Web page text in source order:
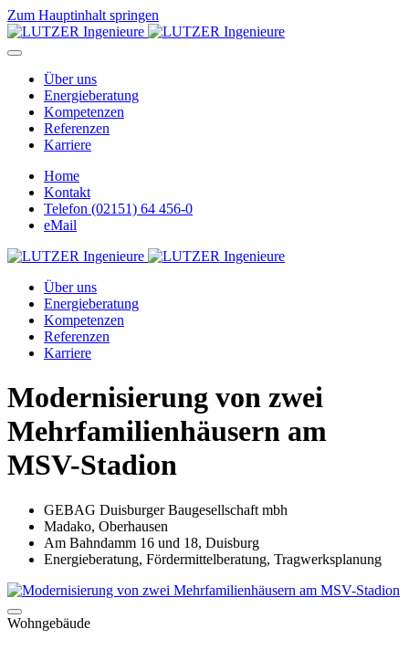
Zum Hauptinhalt springen
Über uns
Energieberatung
Kompetenzen
Referenzen
Karriere
Home
Kontakt
Telefon (02151) 64 456-0
eMail
Über uns
Energieberatung
Kompetenzen
Referenzen
Karriere
Modernisierung von zwei
Mehrfamilienhäusern am
MSV-Stadion
GEBAG Duisburger Baugesellschaft mbh
Madako, Oberhausen
Am Bahndamm 16 und 18, Duisburg
Energieberatung, Fördermittelberatung, Tragwerksplanung
Wohngebäude